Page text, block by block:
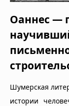
Оаннес —
Шумерская
истории